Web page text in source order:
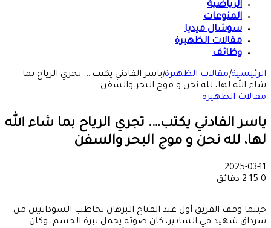
الرياضية
المنوعات
سوشال ميديا
مقالات الظهيرة
وظائف
الرئيسية|مقالات الظهيرة|ياسر الفادني يكتب…. تجري الرياح بما
شاء الله لها، لله نحن و موج البحر والسفن
مقالات الظهيرة
ياسر الفادني يكتب…. تجري الرياح بما شاء الله
لها، لله نحن و موج البحر والسفن
2025-03-11
0
2 دقائق
حينما وقف الفريق أول عبد الفتاح البرهان يخاطب السودانيين من
سرداق شهيد في السابير، كان صوته يحمل نبرة الحسم، وكان